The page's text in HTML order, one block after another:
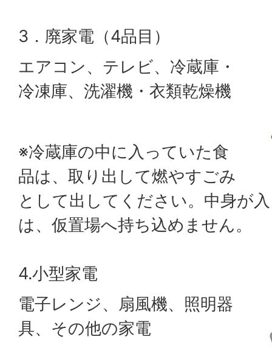
3．廃家電（4品目）
エアコン、テレビ、冷蔵庫・
冷凍庫、洗濯機・衣類乾燥機
※冷蔵庫の中に入っていた食
品は、取り出して燃やすごみ
として出してください。中身が
は、仮置場へ持ち込めません。
4.小型家電
電子レンジ、扇風機、照明器
具、その他の家電